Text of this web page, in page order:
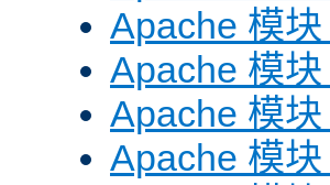
Apache 模
Apache 模
Apache 模
Apache 模